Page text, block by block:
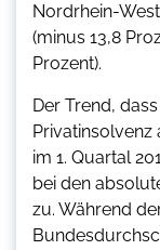
Nordrhein-
(minus 13,8
Prozent).
Der Trend,
Privatinsolvenz
im 1. Quartal
bei den
zu. Während